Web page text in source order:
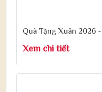
Quà Tặng Xuân 2026
Xem chi tiết